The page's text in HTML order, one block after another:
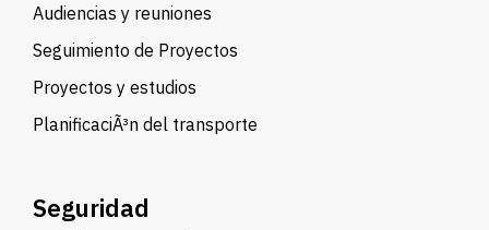
Audiencias y reuniones
Seguimiento de Proyectos
Proyectos y estudios
PlanificaciÃ³n del transporte
Seguridad